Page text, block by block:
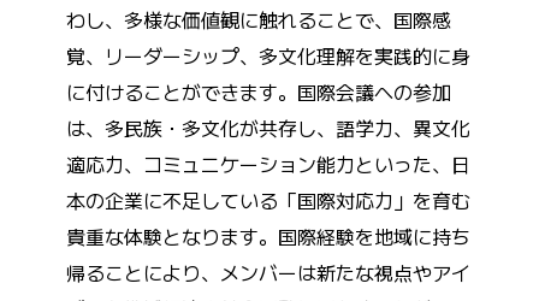
わし、多様な価値観に触れることで、国際感
覚、リーダーシップ、多文化理解を実践的に身
に付けることができます。国際会議への参加
は、多民族・多文化が共存し、語学力、異文化
適応力、コミュニケーション能力といった、日
本の企業に不足している「国際対応力」を育む
貴重な体験となります。国際経験を地域に持ち
帰ることにより、メンバーは新たな視点やアイ